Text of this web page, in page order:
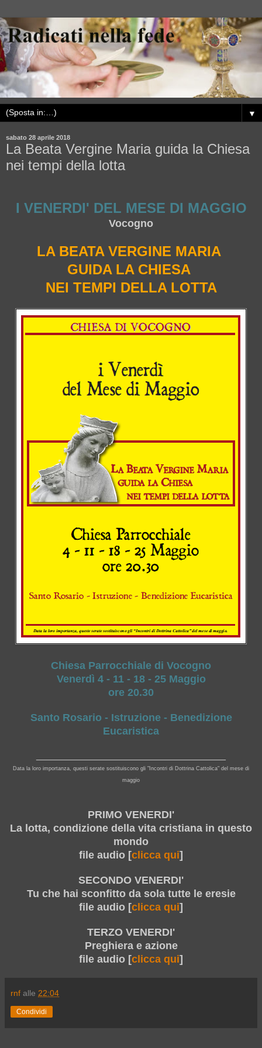
▼
sabato 28 aprile 2018
La Beata Vergine Maria guida la Chiesa
nei tempi della lotta
I VENERDI' DEL MESE DI MAGGIO
Vocogno
LA BEATA VERGINE MARIA
GUIDA LA CHIESA
NEI TEMPI DELLA LOTTA
Chiesa Parrocchiale di Vocogno
Venerdì 4 - 11 - 18 - 25 Maggio
ore 20.30
Santo Rosario - Istruzione - Benedizione
Eucaristica
Data la loro importanza, questi serate sostituiscono gli "Incontri di Dottrina Cattolica" del mese di
maggio
PRIMO VENERDI'
La lotta, condizione della vita cristiana in questo
mondo
file audio [clicca qui]
SECONDO VENERDI'
Tu che hai sconfitto da sola tutte le eresie
file audio [clicca qui]
TERZO VENERDI'
Preghiera e azione
file audio [clicca qui]
rnf alle 22:04
Condividi